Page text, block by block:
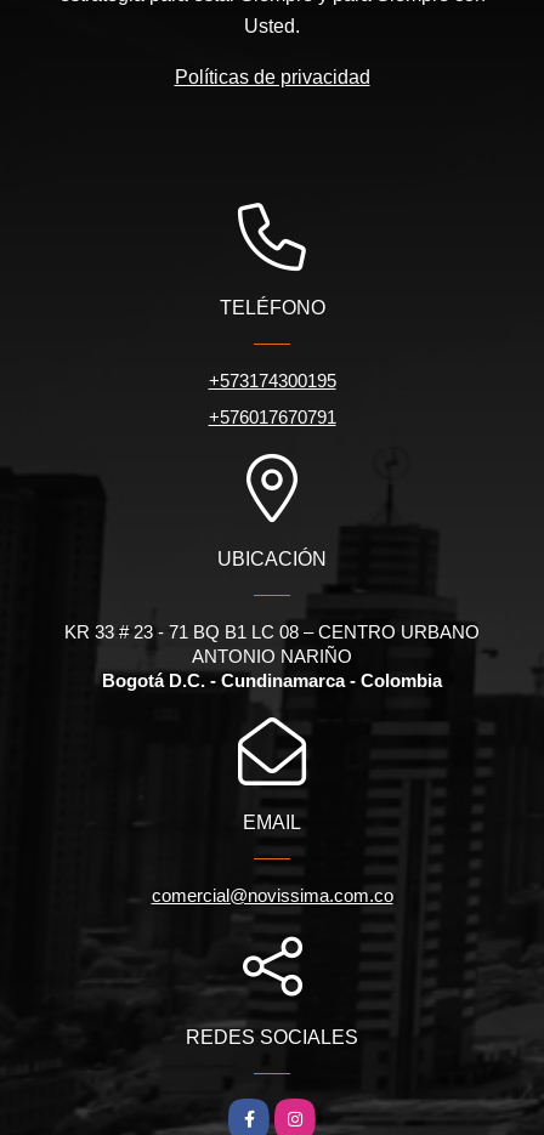
Usted.
Políticas de privacidad
TELÉFONO
+573174300195
+576017670791
UBICACIÓN
KR 33 # 23 - 71 BQ B1 LC 08 – CENTRO URBANO
ANTONIO NARIÑO
Bogotá D.C. - Cundinamarca - Colombia
EMAIL
comercial@novissima.com.co
REDES SOCIALES
FacebookInstagram